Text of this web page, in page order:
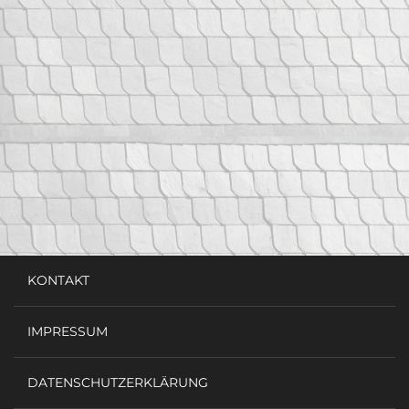
KONTAKT
IMPRESSUM
DATENSCHUTZERKLÄRUNG